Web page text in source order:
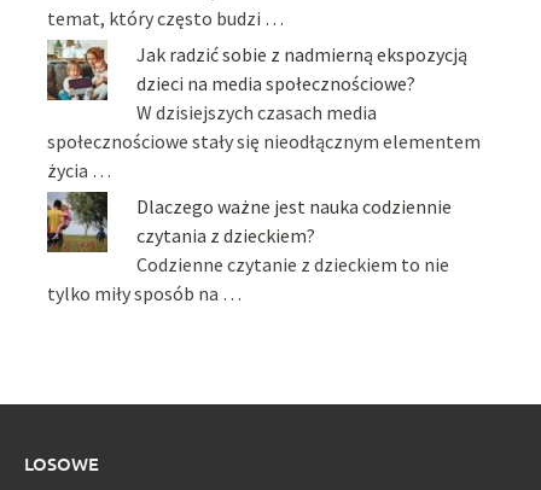
temat, który często budzi …
Jak radzić sobie z nadmierną ekspozycją
dzieci na media społecznościowe?
W dzisiejszych czasach media
społecznościowe stały się nieodłącznym elementem
życia …
Dlaczego ważne jest nauka codziennie
czytania z dzieckiem?
Codzienne czytanie z dzieckiem to nie
tylko miły sposób na …
LOSOWE